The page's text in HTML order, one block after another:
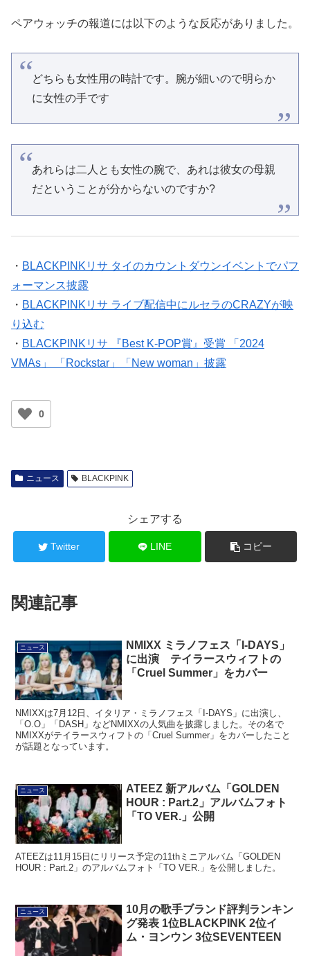
ペアウォッチの報道には以下のような反応がありました。
どちらも女性用の時計です。腕が細いので明らか
に女性の手です
あれらは二人とも女性の腕で、あれは彼女の母親
だということが分からないのですか?
・ BLACKPINKリサ タイのカウントダウンイベントでパフ
ォーマンス披露
・ BLACKPINKリサ ライブ配信中にルセラのCRAZYが映
り込む
・ BLACKPINKリサ 『Best K-POP賞』受賞 「2024
VMAs」 「Rockstar」「New woman」披露
0
ニュース BLACKPINK
シェアする
Twitter LINE コピー
関連記事
ニュース
NMIXX ミラノフェス「I-DAYS」
に出演 テイラースウィフトの
「Cruel Summer」をカバー
NMIXXは7月12日、イタリア・ミラノフェス「I-DAYS」に出演し、
「O.O」「DASH」などNMIXXの人気曲を披露しました。その名で
NMIXXがテイラースウィフトの「Cruel Summer」をカバーしたこと
が話題となっています。
ニュース
ATEEZ 新アルバム「GOLDEN
HOUR : Part.2」アルバムフォト
「TO VER.」公開
ATEEZは11月15日にリリース予定の11thミニアルバム「GOLDEN
HOUR : Part.2」のアルバムフォト「TO VER.」を公開しました。
ニュース
10月の歌手ブランド評判ランキン
グ発表 1位BLACKPINK 2位イ
ム・ヨンウン 3位SEVENTEEN